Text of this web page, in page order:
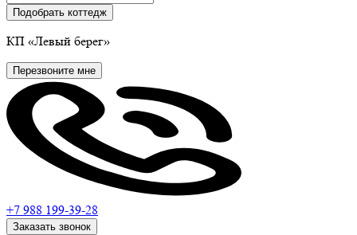
Подобрать коттедж
КП «Левый берег»
Перезвоните мне
+7 988 199-39-28
Заказать звонок